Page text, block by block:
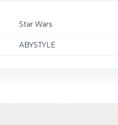
Star Wars
ABYSTYLE